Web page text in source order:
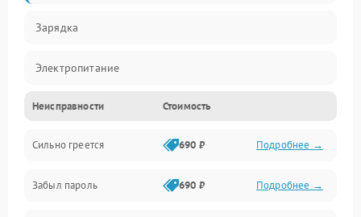
Зарядка
Электропитание
Экран и изображение
Дисплей
Экран (дисплей)
Неисправности Стоимость
Сильно греется 690 ₽ Подробнее →
Забыл пароль 690 ₽ Подробнее →